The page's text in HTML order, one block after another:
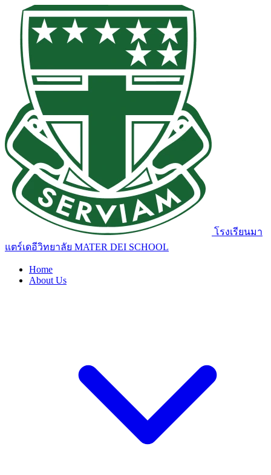
โรงเรียนมา
แตร์เดอีวิทยาลัย MATER DEI SCHOOL
Home
About Us